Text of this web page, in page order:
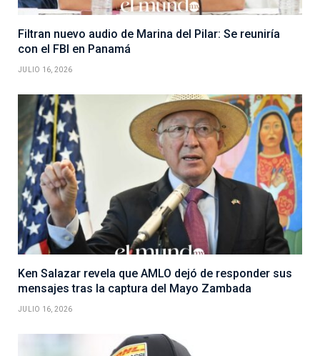
Filtran nuevo audio de Marina del Pilar: Se reuniría
con el FBI en Panamá
JULIO 16, 2026
Ken Salazar revela que AMLO dejó de responder sus
mensajes tras la captura del Mayo Zambada
JULIO 16, 2026